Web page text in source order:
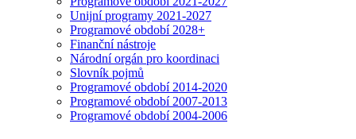
Unijní programy 2021-2027
Programové období 2028+
Finanční nástroje
Národní orgán pro koordinaci
Slovník pojmů
Programové období 2014-2020
Programové období 2007-2013
Programové období 2004-2006